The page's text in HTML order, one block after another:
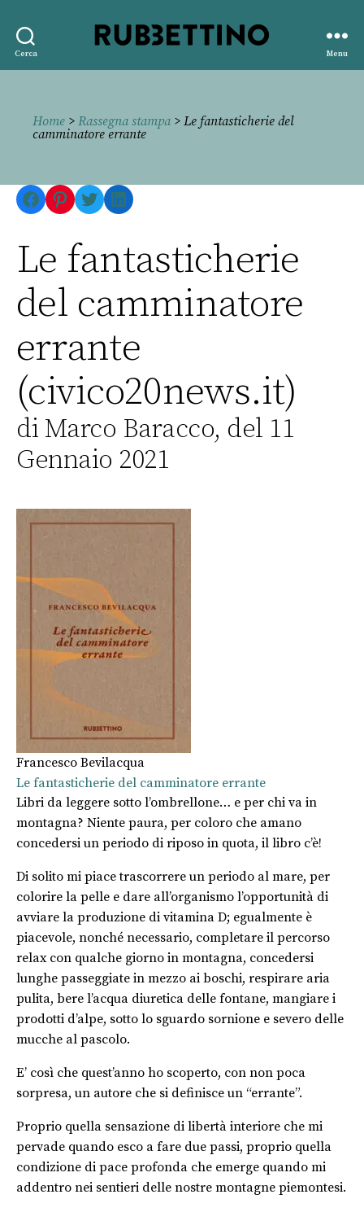
Cerca
editore
Menu
Home > Rassegna stampa> Le fantasticherie del
camminatore errante
Facebook
Pinterest
TwitterLinkedIn
Le fantasticherie
del camminatore
errante
(civico20news.it)
di Marco Baracco, del 11
Gennaio 2021
Francesco Bevilacqua
Le fantasticherie del camminatore errante
Libri da leggere sotto l’ombrellone… e per chi va in
montagna? Niente paura, per coloro che amano
concedersi un periodo di riposo in quota, il libro c’è!
Di solito mi piace trascorrere un periodo al mare, per
colorire la pelle e dare all’organismo l’opportunità di
avviare la produzione di vitamina D; egualmente è
piacevole, nonché necessario, completare il percorso
relax con qualche giorno in montagna, concedersi
lunghe passeggiate in mezzo ai boschi, respirare aria
pulita, bere l’acqua diuretica delle fontane, mangiare i
prodotti d’alpe, sotto lo sguardo sornione e severo delle
mucche al pascolo.
E’ così che quest’anno ho scoperto, con non poca
sorpresa, un autore che si definisce un “errante”.
Proprio quella sensazione di libertà interiore che mi
pervade quando esco a fare due passi, proprio quella
condizione di pace profonda che emerge quando mi
addentro nei sentieri delle nostre montagne piemontesi.